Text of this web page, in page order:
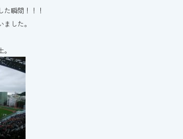
瞬間！！！
した。